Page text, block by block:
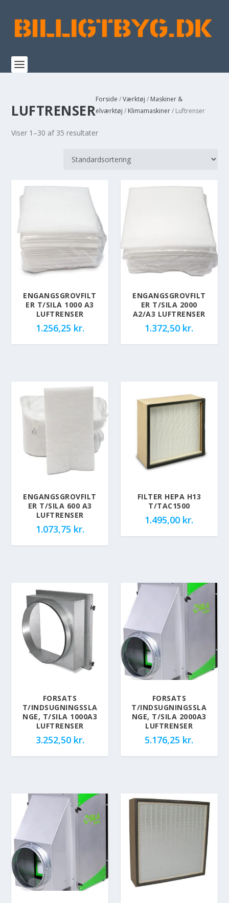
LUFTRENSER
Forside /Værktøj / Maskiner &
elværktøj / Klimamaskiner/ Luftrenser
Viser 1–30 af 35 resultater
ENGANGSGROVFILT
ER T/SILA 1000 A3
LUFTRENSER
1.256,25 kr.
ENGANGSGROVFILT
ER T/SILA 2000
A2/A3 LUFTRENSER
1.372,50 kr.
ENGANGSGROVFILT
ER T/SILA 600 A3
LUFTRENSER
1.073,75 kr.
FILTER HEPA H13
T/TAC1500
1.495,00 kr.
FORSATS
T/INDSUGNINGSSLA
NGE, T/SILA 1000A3
LUFTRENSER
3.252,50 kr.
FORSATS
T/INDSUGNINGSSLA
NGE, T/SILA 2000A3
LUFTRENSER
5.176,25 kr.